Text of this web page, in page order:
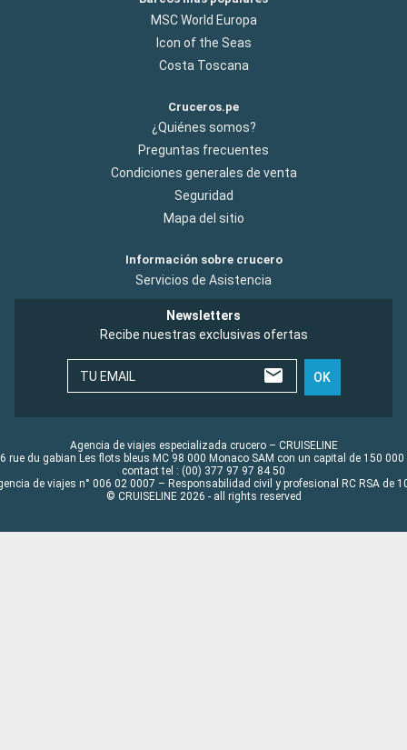
MSC World Europa
Icon of the Seas
Costa Toscana
Cruceros.pe
¿Quiénes somos?
Preguntas frecuentes
Condiciones generales de venta
Seguridad
Mapa del sitio
Información sobre crucero
Servicios de Asistencia
Newsletters
Recibe nuestras exclusivas ofertas
TU EMAIL OK
Agencia de viajes especializada crucero – CRUISELINE
rue du gabian Les flots bleus MC 98 000 Monaco SAM con un capital de 150 000
contact tel : (00) 377 97 97 84 50
de viajes n° 006 02 0007 – Responsabilidad civil y profesional RC RSA de
© CRUISELINE 2026 - all rights reserved